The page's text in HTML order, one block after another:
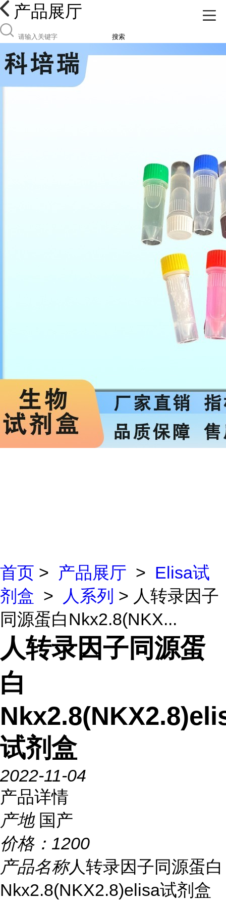
产品展厅
搜索
首页 > 产品展厅 > Elisa试
剂盒 > 人系列 > 人转录因子
同源蛋白Nkx2.8(NKX...
人转录因子同源蛋
白
试剂盒
2022-11-04
产品详情
产地 国产
价格： 1200
产品名称人转录因子同源蛋白
Nkx2.8(NKX2.8)elisa试剂盒